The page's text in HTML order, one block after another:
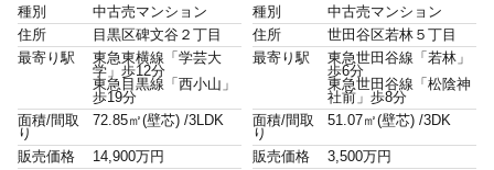
種別
中古売マンション
住所
目黒区碑文谷２丁目
最寄り駅
東急東横線「学芸大
学」歩12分
東急目黒線「西小山」
歩19分
面積/間取
り
72.85㎡(壁芯) /3LDK
販売価格
14,900万円
種別
中古売マンション
住所
世田谷区若林５丁目
最寄り駅
東急世田谷線「若林」
歩6分
東急世田谷線「松陰神
社前」歩8分
面積/間取
り
51.07㎡(壁芯) /3DK
販売価格
3,500万円